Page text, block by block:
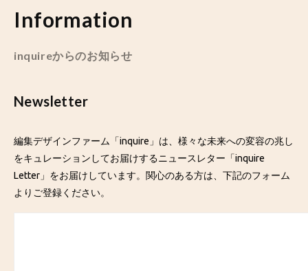
Information
inquireからのお知らせ
Newsletter
編集デザインファーム「inquire」は、様々な未来への変容の兆し
をキュレーションしてお届けするニュースレター「inquire
Letter」をお届けしています。関心のある方は、下記のフォーム
よりご登録ください。